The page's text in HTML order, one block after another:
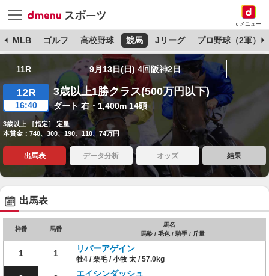
dメニュー
MLB ゴルフ 高校野球 競馬 Jリーグ プロ野球（2軍）
11R 9月13日(日) 4回阪神2日
12R
16:40
3歳以上1勝クラス(500万円以下)
ダート 右・1,400m 14頭
3歳以上 ［指定］ 定量
本賞金：740、300、190、110、74万円
出馬表 データ分析 オッズ 結果
出馬表
枠番 馬番
馬名
馬齢 / 毛色 / 騎手 / 斤量
1 1 リバーアゲイン
牡4 / 栗毛 / 小牧 太 / 57.0kg
エイシンダッシュ